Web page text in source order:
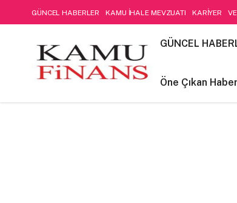
GÜNCEL HABERLER KAMU İHALE MEVZUATI KARİYER
Öne Çıkan Haberler LIFE STYLE
FİNANSAL MUHASEBE-DENETİM
GÜNCEL
Öne Çıkan